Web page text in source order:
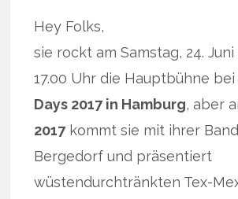
Hey Folks,
sie rockt am Samstag, 24. Juni
17.00 Uhr die Hauptbühne
Days 2017 in Hamburg, aber
2017kommt sie mit ihrer
Bergedorf und präsentiert
wüstendurchtränkten Tex-